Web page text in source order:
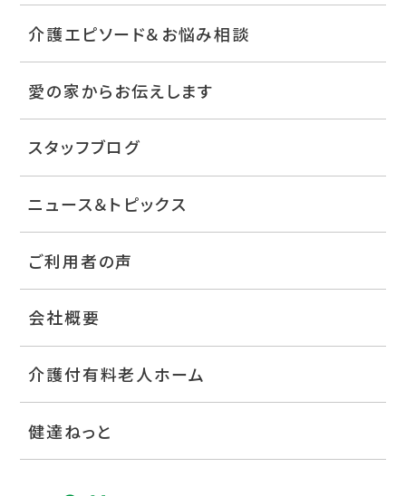
介護エピソード＆お悩み相談
愛の家からお伝えします
スタッフブログ
ニュース＆トピックス
ご利用者の声
会社概要
介護付有料老人ホーム
健達ねっと